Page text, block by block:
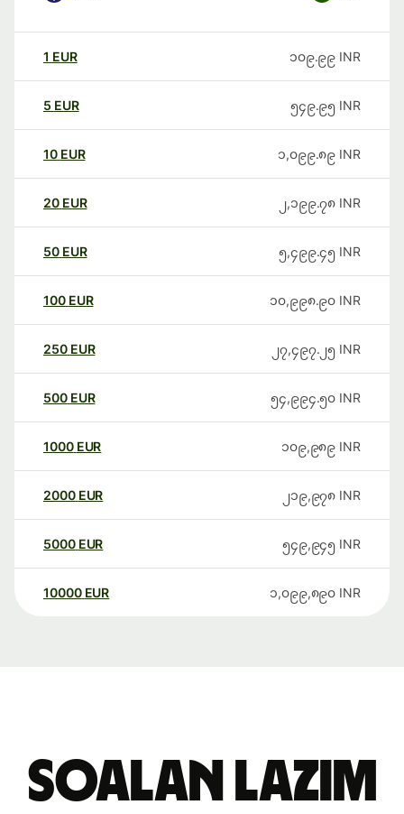
1 EUR ၁၀၉.၉၉ INR
5 EUR ၅၄၉.၉၅ INR
10 EUR ၁,၀၉၉.၈၉ INR
20 EUR ၂,၁၉၉.၇၈ INR
50 EUR ၅,၄၉၉.၄၅ INR
100 EUR ၁၀,၉၉၈.၉၀ INR
250 EUR ၂၇,၄၉၇.၂၅ INR
500 EUR ၅၄,၉၉၄.၅၀ INR
1000 EUR ၁၀၉,၉၈၉ INR
2000 EUR ၂၁၉,၉၇၈ INR
5000 EUR ၅၄၉,၉၄၅ INR
10000 EUR ၁,၀၉၉,၈၉၀ INR
Soalan Lazim